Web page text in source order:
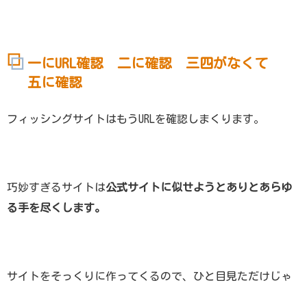
一にURL確認 二に確認 三四がなくて
五に確認
フィッシングサイトはもうURLを確認しまくります。
巧妙すぎるサイトは公式サイトに似せようとありとあらゆ
る手を尽くします。
サイトをそっくりに作ってくるので、ひと目見ただけじゃ